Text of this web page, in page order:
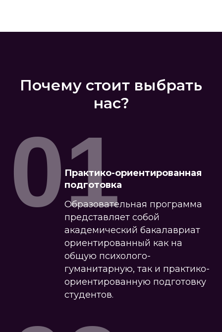
Почему стоит выбрать
нас?
Практико-ориентированная
подготовка
Образовательная программа
представляет собой
академический бакалавриат
ориентированный как на
общую психолого-
гуманитарную, так и практико-
ориентированную подготовку
студентов.
01